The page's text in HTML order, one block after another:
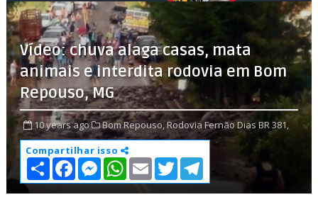
Vídeo: chuva alaga casas, mata
animais e interdita rodovia em Bom
Repouso, MG
10 years ago Bom Repouso,Rodovia Fernão Dias BR 381,
Compartilhar isso
S
h
a
r
F
c
e
M
e
s
s
W
h
a
t
E
m
a
i
T
i
t
T
l
e